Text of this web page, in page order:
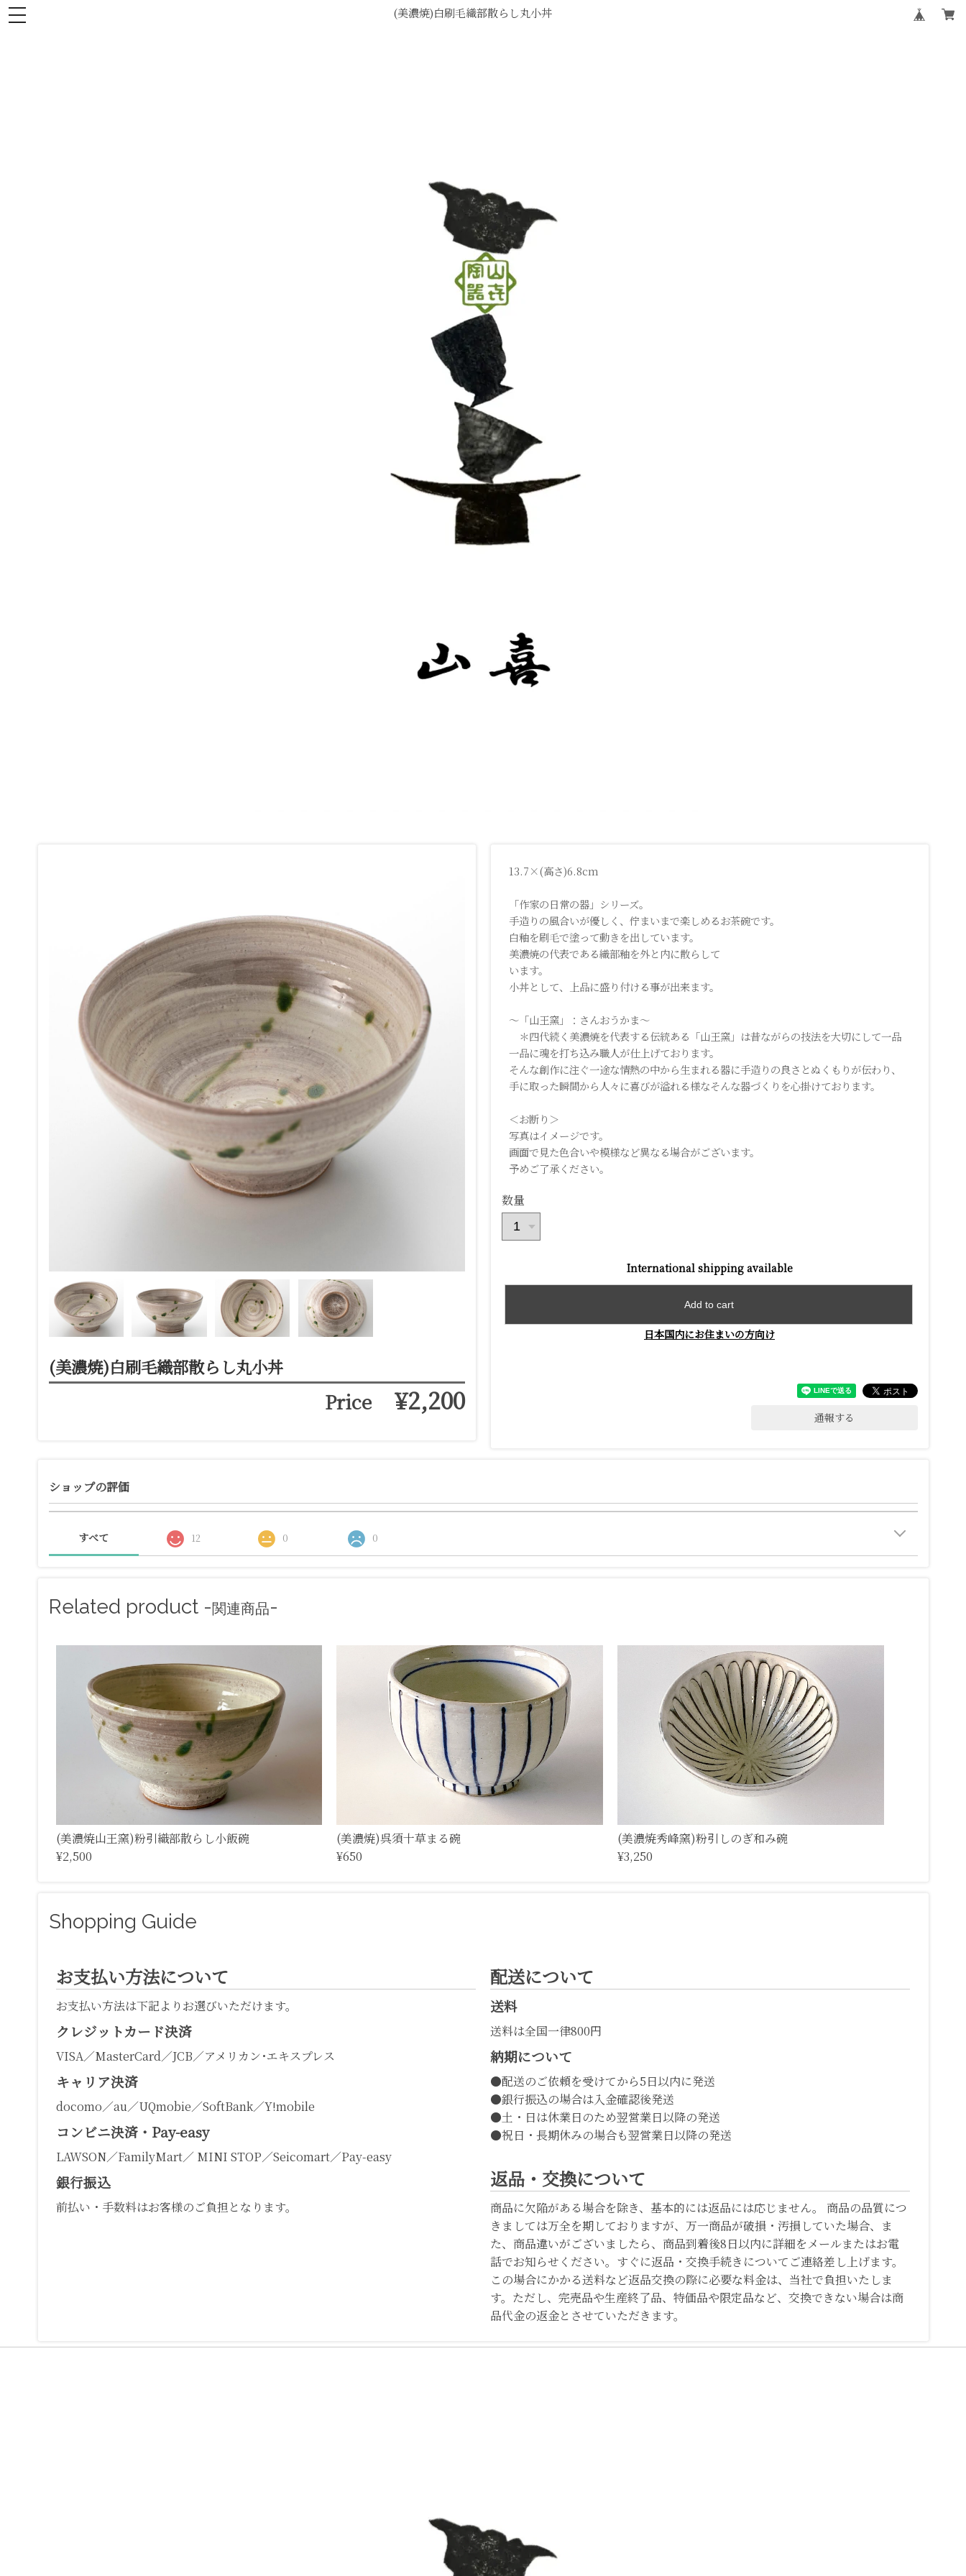
(美濃焼)白刷毛織部散らし丸小丼
(美濃焼)白刷毛織部散らし丸小丼
Price¥2,200
13.7×(高さ)6.8cm
「作家の日常の器」シリーズ。
手造りの風合いが優しく、佇まいまで楽しめるお茶碗です。
白釉を刷毛で塗って動きを出しています。
美濃焼の代表である織部釉を外と内に散らして
います。
小丼として、上品に盛り付ける事が出来ます。
～「山王窯」：さんおうかま～
＊四代続く美濃焼を代表する伝統ある「山王窯」は昔ながらの技法を大切にして一品
一品に魂を打ち込み職人が仕上げております。
そんな創作に注ぐ一途な情熱の中から生まれる器に手造りの良さとぬくもりが伝わり、
手に取った瞬間から人々に喜びが溢れる様なそんな器づくりを心掛けております。
＜お断り＞
写真はイメージです。
画面で見た色合いや模様など異なる場合がございます。
予めご了承ください。
数量
International shipping available
Add to cart
日本国内にお住まいの方向け
通報する
ショップの評価
すべて 12 0 0
Related product -関連商品-
(美濃焼山王窯)粉引織部散らし小飯碗
¥2,500
(美濃焼)呉須十草まる碗
¥650
(美濃焼秀峰窯)粉引しのぎ和み碗
¥3,250
Shopping Guide
お支払い方法について
お支払い方法は下記よりお選びいただけます。
クレジットカード決済
VISA／MasterCard／JCB／アメリカン･エキスプレス
キャリア決済
docomo／au／UQmobie／SoftBank／Y!mobile
コンビニ決済・Pay-easy
LAWSON／FamilyMart／ MINI STOP／Seicomart／Pay-easy
銀行振込
前払い・手数料はお客様のご負担となります。
配送について
送料
送料は全国一律800円
納期について
●配送のご依頼を受けてから5日以内に発送
●銀行振込の場合は入金確認後発送
●土・日は休業日のため翌営業日以降の発送
●祝日・長期休みの場合も翌営業日以降の発送
返品・交換について
商品に欠陥がある場合を除き、基本的には返品には応じません。 商品の品質につ
きましては万全を期しておりますが、万一商品が破損・汚損していた場合、ま
た、商品違いがございましたら、商品到着後8日以内に詳細をメールまたはお電
話でお知らせください。すぐに返品・交換手続きについてご連絡差し上げます。
この場合にかかる送料など返品交換の際に必要な料金は、当社で負担いたしま
す。ただし、完売品や生産終了品、特価品や限定品など、交換できない場合は商
品代金の返金とさせていただきます。